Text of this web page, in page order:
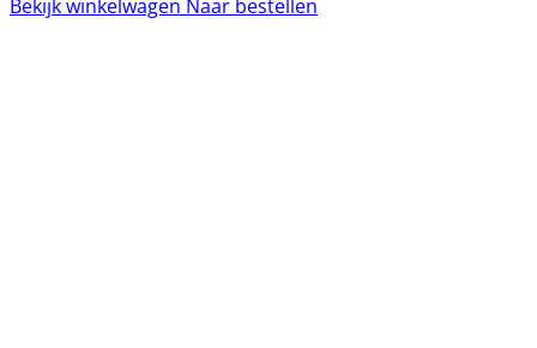
Bekijk winkelwagen Naar bestellen